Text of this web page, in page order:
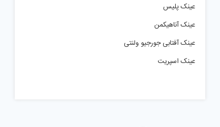
عینک پلیس
عینک آناهیکمن
عینک آفتابی جورجیو ولنتی
عینک اسپریت